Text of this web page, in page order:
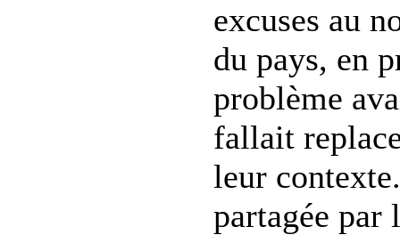
excuses au
du pays, en
problème
fallait
leur
partagée par